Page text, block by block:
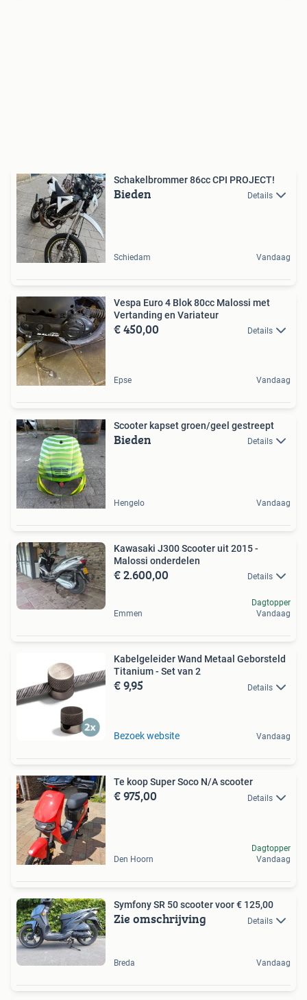
Schakelbrommer 86cc CPI PROJECT!
Bieden Details
Schiedam Vandaag
Vespa Euro 4 Blok 80cc Malossi met
Vertanding en Variateur
€ 450,00 Details
Epse Vandaag
Scooter kapset groen/geel gestreept
Bieden Details
Hengelo Vandaag
Kawasaki J300 Scooter uit 2015 -
Malossi onderdelen
€ 2.600,00 Details
Emmen
Dagtopper
Vandaag
Kabelgeleider Wand Metaal Geborsteld
Titanium - Set van 2
€ 9,95 Details
Bezoek website Vandaag
Te koop Super Soco N/A scooter
€ 975,00 Details
Den Hoorn
Dagtopper
Vandaag
Symfony SR 50 scooter voor € 125,00
Zie omschrijving Details
Breda Vandaag